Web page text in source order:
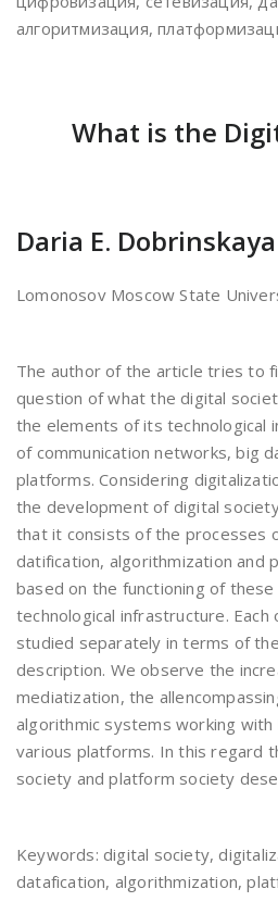
алгоритмизация,
What is the
Daria E. Dobrinskaya
Lomonosov Moscow State
The author of the article tries to
question of what the digital
the elements of its technological
of communication networks, big
platforms. Considering
the development of digital
that it consists of the processes
datification, algorithmization and
based on the functioning of
technological infrastructure.
studied separately in terms of
description. We observe the
mediatization, the
algorithmic systems working
various platforms. In this regard
society and platform society
Keywords: digital society,
datafication, algorithmization,